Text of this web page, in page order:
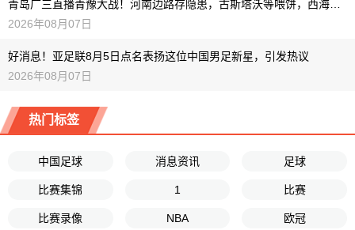
2026年08月07日
好消息！亚足联8月5日点名表扬这位中国男足新星，引发热议
2026年08月07日
热门标签
中国足球 消息资讯 足球
比赛集锦 1 比赛
比赛录像 NBA 欧冠